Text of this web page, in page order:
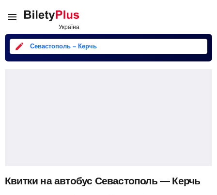
Севастополь – Керчь
Квитки на автобус Севастополь — Керчь